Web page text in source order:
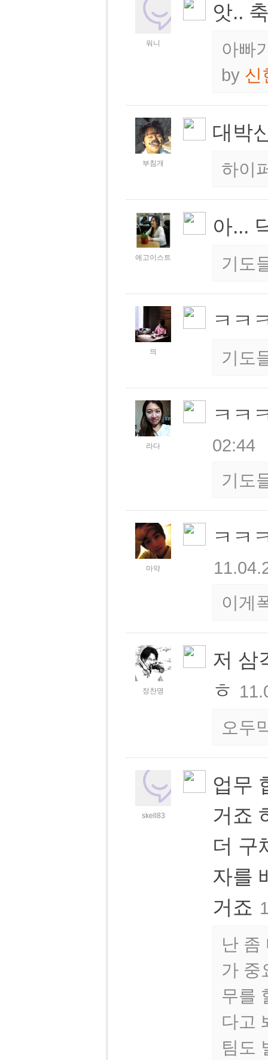
워니
앗..
아빠
by 신
부침개
대박
하이
에고이스트
아...
기도
믜
ㅋㅋ
기도
라다
ㅋㅋ
02:44
기도
마약
ㅋㅋ
이게
정찬명
저 삼
ㅎ
오두
skell83
업무
거죠
더 구
자를
거죠
난 좀
가 중
무를
다고
팀도